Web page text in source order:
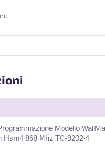
Modello
Hsm4 868 Mhz TC-9202-4